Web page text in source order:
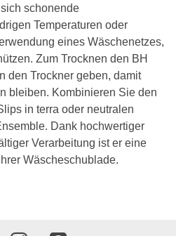
schonende
Temperaturen oder
eines Wäschenetzes,
Zum Trocknen den BH
den Trockner geben, damit
bleiben. Kombinieren Sie den
in terra oder neutralen
Dank hochwertiger
Verarbeitung ist er eine
Wäscheschublade.